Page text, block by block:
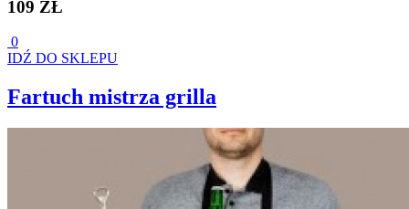
109 ZŁ
0
IDŹ DO SKLEPU
Fartuch mistrza grilla